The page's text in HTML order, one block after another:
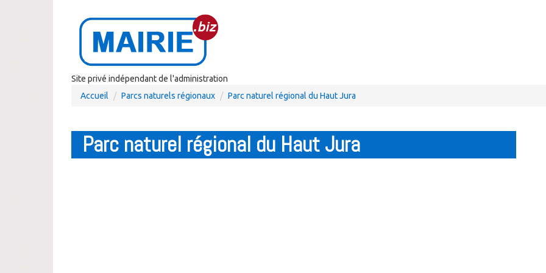
Site privé indépendant de l'administration
Accueil
Parcs naturels régionaux Parc naturel régional du Haut Jura
Parc naturel régional du Haut Jura